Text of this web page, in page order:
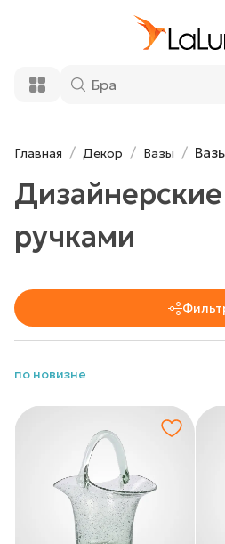
Главная Декор Вазы
ручками
по новизне